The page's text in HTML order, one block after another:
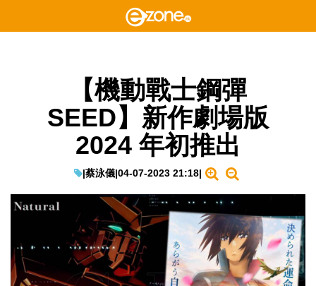
【機動戰士鋼彈
SEED】新作劇場版
2024 年初推出
|蔡泳儀|04-07-2023 21:18|